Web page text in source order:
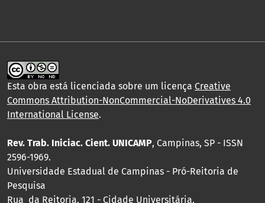
Esta obra está licenciada sobre um licença Creative
Commons Attribution-NonCommercial-NoDerivatives 4.0
International License.
Rev. Trab. Iniciac. Cient. UNICAMP, Campinas, SP - ISSN
2596-1969.
Universidade Estadual de Campinas - Pró-Reitoria de
Pesquisa
Rua da Reitoria, 121 - Cidade Universitária,